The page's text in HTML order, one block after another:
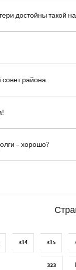
достойны такой
района
– хорошо?
314 315
323